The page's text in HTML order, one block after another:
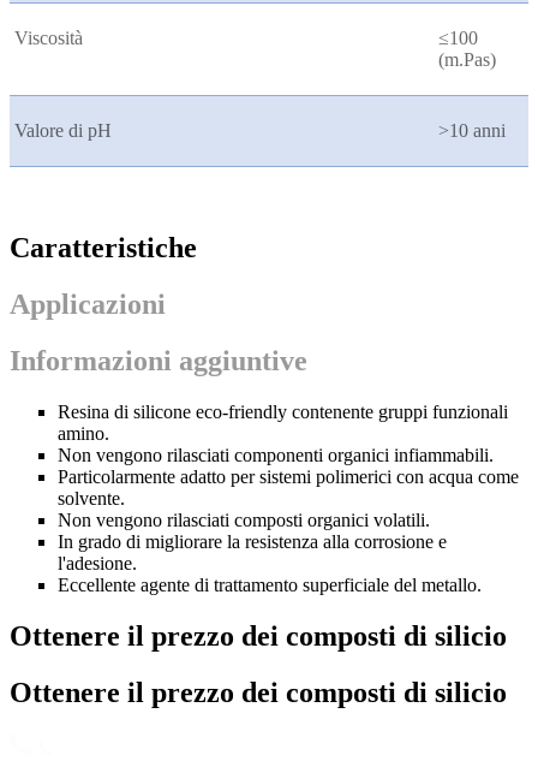
Viscosità
≤100
(m.Pas)
Valore di pH >10 anni
Caratteristiche
Applicazioni
Informazioni aggiuntive
Resina di silicone eco-friendly contenente gruppi funzionali
amino.
Non vengono rilasciati componenti organici infiammabili.
Particolarmente adatto per sistemi polimerici con acqua come
solvente.
Non vengono rilasciati composti organici volatili.
In grado di migliorare la resistenza alla corrosione e
l'adesione.
Eccellente agente di trattamento superficiale del metallo.
Ottenere il prezzo dei composti di silicio
Ottenere il prezzo dei composti di silicio